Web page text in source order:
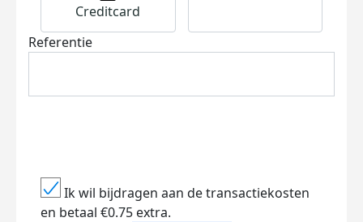
Creditcard
Referentie
Ik wil bijdragen aan de transactiekosten
en betaal €0.75 extra.